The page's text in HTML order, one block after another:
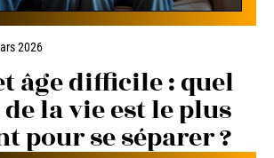
2026
âge difficile : quel
la vie est le plus
pour se séparer ?